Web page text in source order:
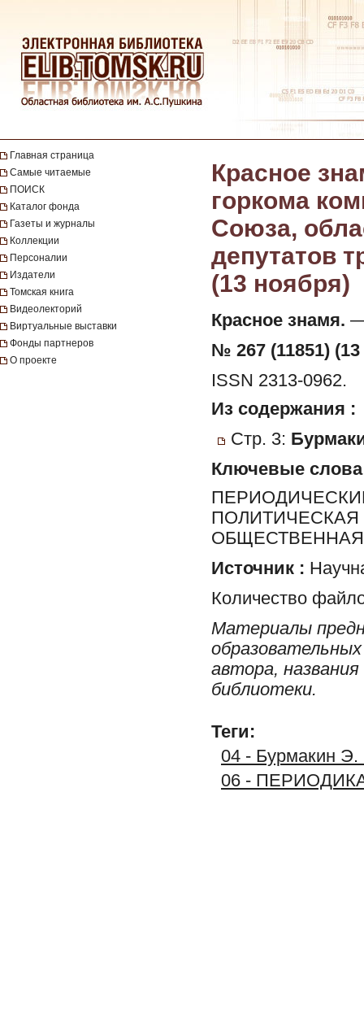
Главная страница
Самые читаемые
ПОИСК
Каталог фонда
Газеты и журналы
Коллекции
Персоналии
Издатели
Томская книга
Видеолекторий
Виртуальные выставки
Фонды партнеров
О проекте
Красное
горкома
Союза,
депутатов
(13 ноября)
Красное знамя. —
№ 267 (11851)
ISSN 2313-0962.
Из содержания :
Стр. 3:
Ключевые слова
Источник :
Количество
Материалы
автора,
библиотеки.
Теги:
04 - Бурмакин Э.
06 -